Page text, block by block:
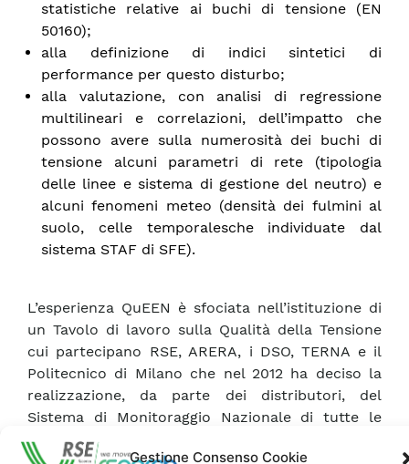
Gestione Consenso Cookie
statistiche relative ai buchi di tensione (EN
50160);
alla definizione di indici sintetici di
performance per questo disturbo;
alla valutazione, con analisi di regressione
multilineari e correlazioni, dell’impatto che
possono avere sulla numerosità dei buchi di
tensione alcuni parametri di rete (tipologia
delle linee e sistema di gestione del neutro) e
alcuni fenomeni meteo (densità dei fulmini al
suolo, celle temporalesche individuate dal
sistema STAF di SFE).
L’esperienza QuEEN è sfociata nell’istituzione di
un Tavolo di lavoro sulla Qualità della Tensione
cui partecipano RSE, ARERA, i DSO, TERNA e il
Politecnico di Milano che nel 2012 ha deciso la
realizzazione, da parte dei distributori, del
Sistema di Monitoraggio Nazionale di tutte le
semi-sbarre MT di cabina primaria e nel 2014, da